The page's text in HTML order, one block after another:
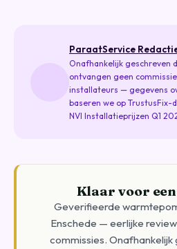
ParaatService
Onafhankelijk geschreven
ontvangen geen
installateurs — gegevens
baseren we op TrustusFix-
NVI Installatieprijzen Q1
Klaar voor
Geverifieerde
Enschede — eerlijke
commissies.